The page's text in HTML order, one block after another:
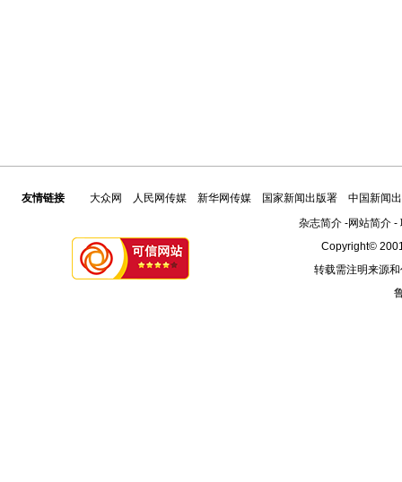
友情链接 大众网 人民网传媒 新华网传媒 国家新闻出版署
中国新闻
杂志简介-网站简介-
Copyright©
转载需注明来源